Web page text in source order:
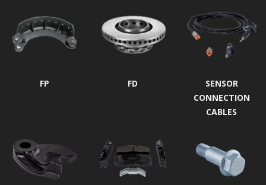
FP FD
SENSOR
CONNECTION
CABLES